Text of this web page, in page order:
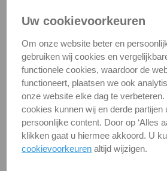
Shock
Cord
Patenthaak
-
/ per meter
Artikelnummer:
TAIFUN-12-
Levertijd3-4
werkdagen
Bekijken
In winkelmand
Uw cookievoorkeuren
Om onze website beter en
gebruiken wij cookies en
functionele cookies, waardoor de
functioneert, plaatsen we ook
onze website elke dag te
cookies kunnen wij en derde partijen
persoonlijke content. Door op ‘Alles
klikken gaat u hiermee akkoord. U
cookievoorkeuren altijd wijzigen.